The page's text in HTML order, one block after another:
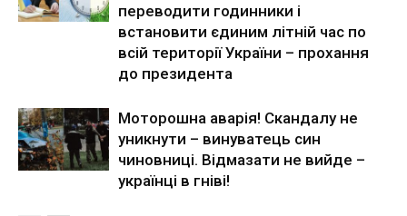
переводити годинники і
встановити єдиним літній час по
всій території України – прохання
до президента
Моторошна аварія! Скандалу не
уникнути – винуватець син
чиновниці. Відмазати не вийде –
українці в гніві!